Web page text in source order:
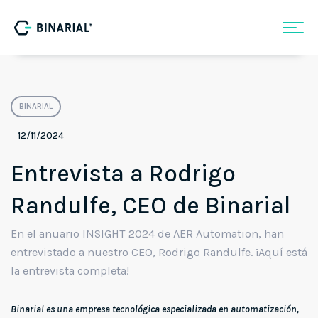
BINARIAL
12/11/2024
Entrevista a Rodrigo
Randulfe, CEO de Binarial
En el anuario INSIGHT 2024 de AER Automation, han
entrevistado a nuestro CEO, Rodrigo Randulfe. ¡Aquí está
la entrevista completa!
Binarial es una empresa tecnológica especializada en automatización,